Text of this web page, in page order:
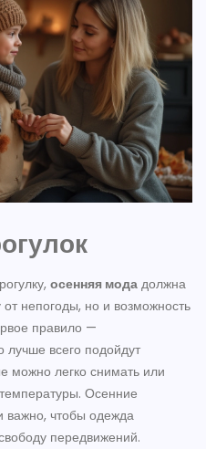
осенняя мода должна
непогоды, но и возможность
правило —
лучше всего подойдут
можно легко снимать или
Осенние
важно, чтобы одежда
передвижений.